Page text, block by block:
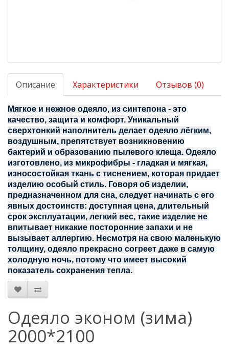
Описание Характеристики Отзывов (0)
Мягкое и нежное одеяло, из синтепона - это
качество, защита и комфорт. Уникальный
сверхтонкий наполнитель делает одеяло лёгким,
воздушным, препятствует возникновению
бактерий и образованию пылевого клеща. Одеяло
изготовлено, из микрофибры - гладкая и мягкая,
износостойкая ткань с тиснением, которая придает
изделию особый стиль. Говоря об изделии,
предназначенном для сна, следует начинать с его
явных достоинств: доступная цена, длительный
срок эксплуатации, легкий вес, такие изделие не
впитывает никакие посторонние запахи и не
вызывает аллергию. Несмотря на свою маленькую
толщину, одеяло прекрасно согреет даже в самую
холодную ночь, потому что имеет высокий
показатель сохранения тепла.
Одеяло эконом (зима)
2000*2100